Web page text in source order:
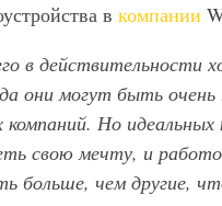
в компании
в действительности
они могут быть
компаний. Но
свою мечту, и
больше, чем другие,